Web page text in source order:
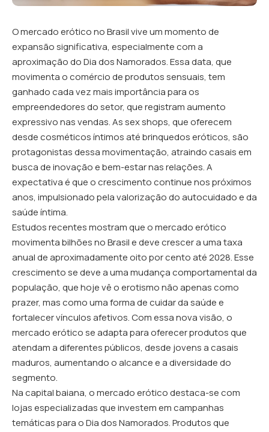
O mercado erótico no Brasil vive um momento de
expansão significativa, especialmente com a
aproximação do Dia dos Namorados. Essa data, que
movimenta o comércio de produtos sensuais, tem
ganhado cada vez mais importância para os
empreendedores do setor, que registram aumento
expressivo nas vendas. As sex shops, que oferecem
desde cosméticos íntimos até brinquedos eróticos, são
protagonistas dessa movimentação, atraindo casais em
busca de inovação e bem-estar nas relações. A
expectativa é que o crescimento continue nos próximos
anos, impulsionado pela valorização do autocuidado e da
saúde íntima.
Estudos recentes mostram que o mercado erótico
movimenta bilhões no Brasil e deve crescer a uma taxa
anual de aproximadamente oito por cento até 2028. Esse
crescimento se deve a uma mudança comportamental da
população, que hoje vê o erotismo não apenas como
prazer, mas como uma forma de cuidar da saúde e
fortalecer vínculos afetivos. Com essa nova visão, o
mercado erótico se adapta para oferecer produtos que
atendam a diferentes públicos, desde jovens a casais
maduros, aumentando o alcance e a diversidade do
segmento.
Na capital baiana, o mercado erótico destaca-se com
lojas especializadas que investem em campanhas
temáticas para o Dia dos Namorados. Produtos que